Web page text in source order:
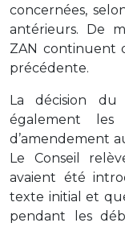
concernées,
antérieurs. De
ZAN continuent
précédente.
La décision du
également
d’amendement
Le Conseil
avaient été
texte initial et
pendant les